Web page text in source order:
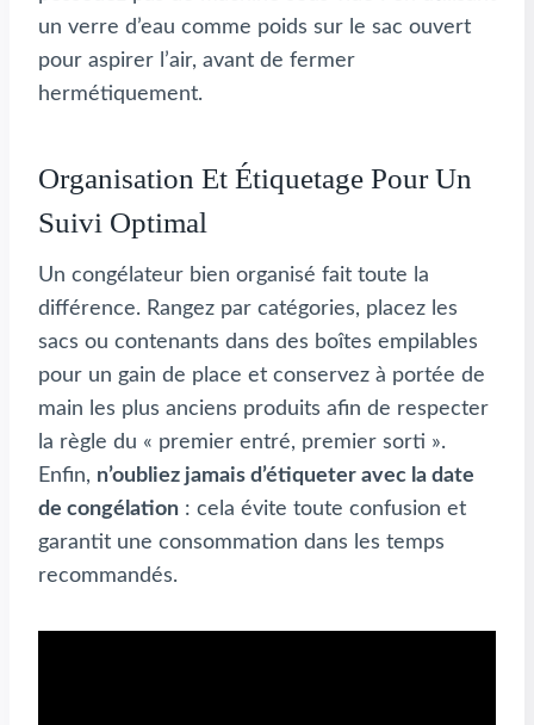
un verre d’eau comme poids sur le sac ouvert
pour aspirer l’air, avant de fermer
hermétiquement.
Organisation Et Étiquetage Pour Un
Suivi Optimal
Un congélateur bien organisé fait toute la
différence. Rangez par catégories, placez les
sacs ou contenants dans des boîtes empilables
pour un gain de place et conservez à portée de
main les plus anciens produits afin de respecter
la règle du « premier entré, premier sorti ».
Enfin, n’oubliez jamais d’étiqueter avec la date
de congélation : cela évite toute confusion et
garantit une consommation dans les temps
recommandés.